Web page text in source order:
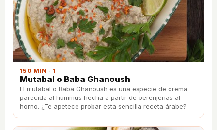
150 MIN · 1
Mutabal o Baba Ghanoush
El mutabal o Baba Ghanoush es una especie de crema
parecida al hummus hecha a partir de berenjenas al
horno. ¿Te apetece probar esta sencilla receta árabe?